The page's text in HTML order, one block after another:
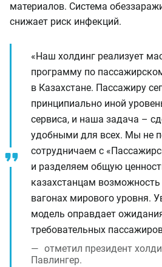
материалов. Система
снижает риск инфекций.
«Наш холдинг реализует
программу по
в Казахстане. Пассажиру
принципиально иной
сервиса, и наша задача –
удобными для всех. Мы не
сотрудничаем с
и разделяем общую
казахстанцам возможность
вагонах мирового уровня.
модель оправдает
требовательных
отметил президент
Павлингер.